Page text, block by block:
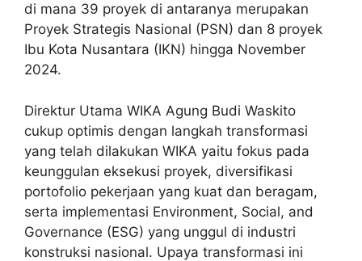
di mana 39 proyek di antaranya merupakan
Proyek Strategis Nasional (PSN) dan 8 proyek
Ibu Kota Nusantara (IKN) hingga November
2024.
Direktur Utama WIKA Agung Budi Waskito
cukup optimis dengan langkah transformasi
yang telah dilakukan WIKA yaitu fokus pada
keunggulan eksekusi proyek, diversifikasi
portofolio pekerjaan yang kuat dan beragam,
serta implementasi Environment, Social, and
Governance (ESG) yang unggul di industri
konstruksi nasional. Upaya transformasi ini